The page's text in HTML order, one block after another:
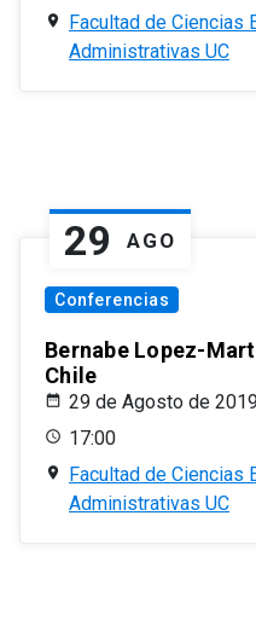
Facultad de Ciencias
Administrativas UC
29 AGO
Conferencias
Bernabe Lopez-
Chile
29 de Agosto de
17:00
Facultad de Ciencias
Administrativas UC